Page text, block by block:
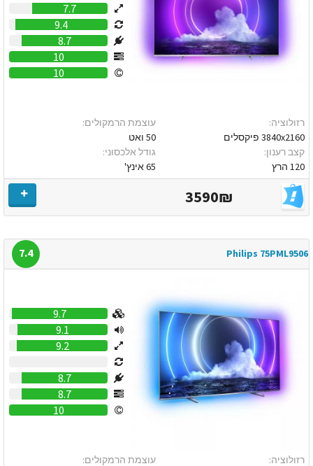
7.7
9.4
8.7
10
10
רזולוציה:
3840x2160 פיקסלים
קצב רענון:
120 הרץ
עוצמת הרמקולים:
50 ואט
גודל אלכסוני:
65 אינץ'
3590₪
Philips 75PML9506
7.4
9.7
9.1
9.2
8.7
8.7
10
רזולוציה:
עוצמת הרמקולים: